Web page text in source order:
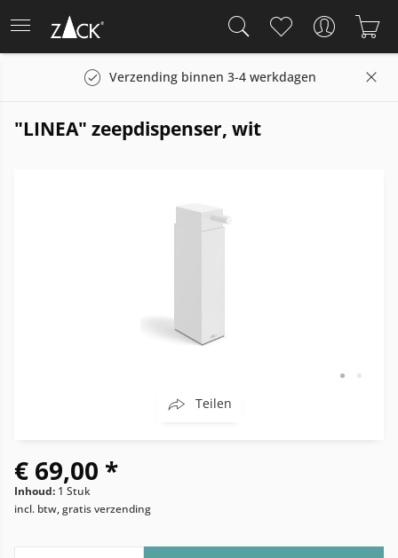
Verzending binnen 3-4 werkdagen
"LINEA" zeepdispenser, wit
Teilen
€ 69,00 *
Inhoud: 1 Stuk
incl. btw, gratis verzending